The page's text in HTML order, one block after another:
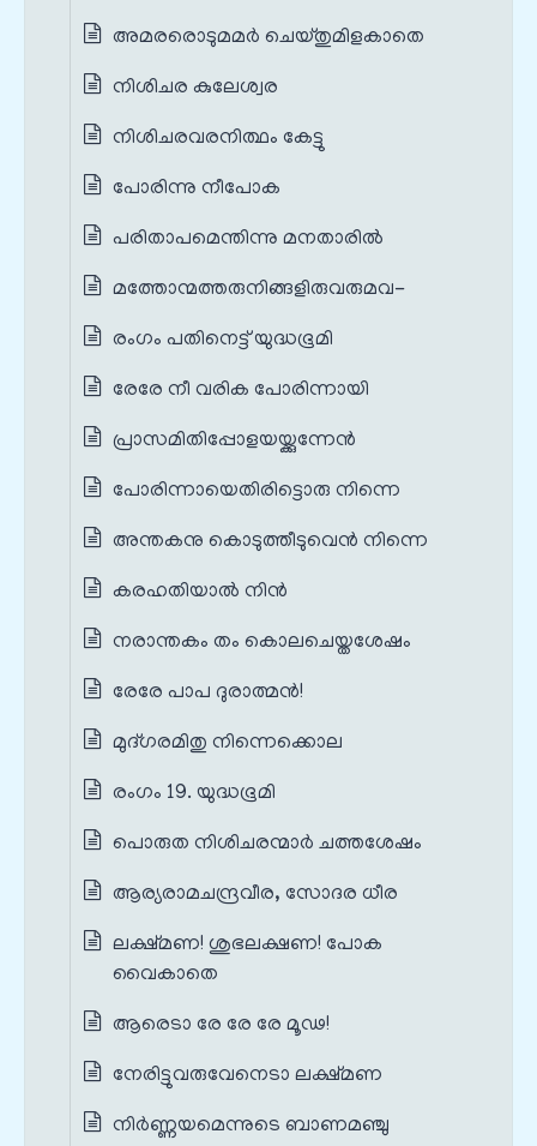
അമരരൊടുമമർ ചെയ്തുമിളകാതെ
നിശിചര കുലേശ്വര
നിശിചരവരനിത്ഥം കേട്ടു
പോരിന്നു നീപോക
പരിതാപമെന്തിന്നു മനതാരിൽ
മത്തോന്മത്തരുനിങ്ങളിരുവരുമവ-
രംഗം പതിനെട്ട് യുദ്ധഭൂമി
രേരേ നീ വരിക പോരിന്നായി
പ്രാസമിതിപ്പോളയയ്ക്കുന്നേൻ
പോരിന്നായെതിരിട്ടൊരു നിന്നെ
അന്തകനു കൊടുത്തീടുവെൻ നിന്നെ
കരഹതിയാൽ നിൻ
നരാന്തകം തം കൊലചെയ്തശേഷം
രേരേ പാപ ദുരാത്മൻ!
മുദ്ഗരമിതു നിന്നെക്കൊല
രംഗം 19. യുദ്ധഭൂമി
പൊരുത നിശിചരന്മാർ ചത്തശേഷം
ആര്യരാമചന്ദ്രവീര, സോദര ധീര
ലക്ഷ്മണ! ശുഭലക്ഷണ! പോക
വൈകാതെ
ആരെടാ രേ രേ രേ മൂഢ!
നേരിട്ടുവരുവേനെടാ ലക്ഷ്മണ
നിർണ്ണയമെന്നുടെ ബാണമഞ്ചു